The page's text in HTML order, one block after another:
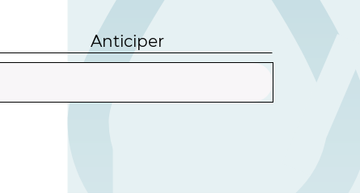
Anticiper